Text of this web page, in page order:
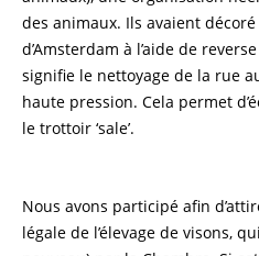
des animaux. Ils avaient
d’Amsterdam à l’aide de
signifie le nettoyage de la rue
haute pression. Cela permet
le trottoir ‘sale’.
Nous avons participé afin
légale de l’élevage de visons,